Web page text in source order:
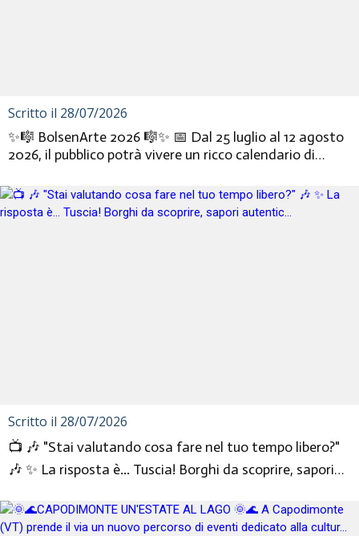
Scritto il 28/07/2026
✨🎼 BolsenArte 2026 🎼✨ 📅 Dal 25 luglio al 12 agosto
2026, il pubblico potrà vivere un ricco calendario di
Scritto il 28/07/2026
📺 🎶 "Stai valutando cosa fare nel tuo tempo libero?"
🎶 ✨ La risposta è... Tuscia! Borghi da scoprire, sapori